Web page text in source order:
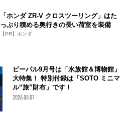
「ホンダ ZR-V クロスツーリング」はた
っぷり積める奥行きの長い荷室を装備
【PR】ホンダ
ビーパル9月号は「水族館＆博物館」
大特集！ 特別付録は「SOTO ミニマ
ル“旅”財布」です！
2026.08.07